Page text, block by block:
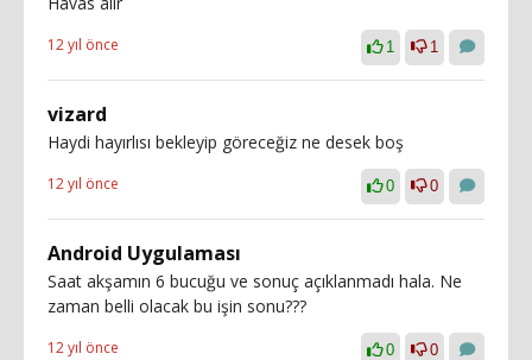
12 yıl önce 1 1
vizard
Haydi hayırlısı bekleyip göreceğiz ne desek boş
12 yıl önce 0 0
Android Uygulaması
Saat akşamın 6 bucuğu ve sonuç açıklanmadı hala. Ne
zaman belli olacak bu işin sonu???
12 yıl önce 0 0